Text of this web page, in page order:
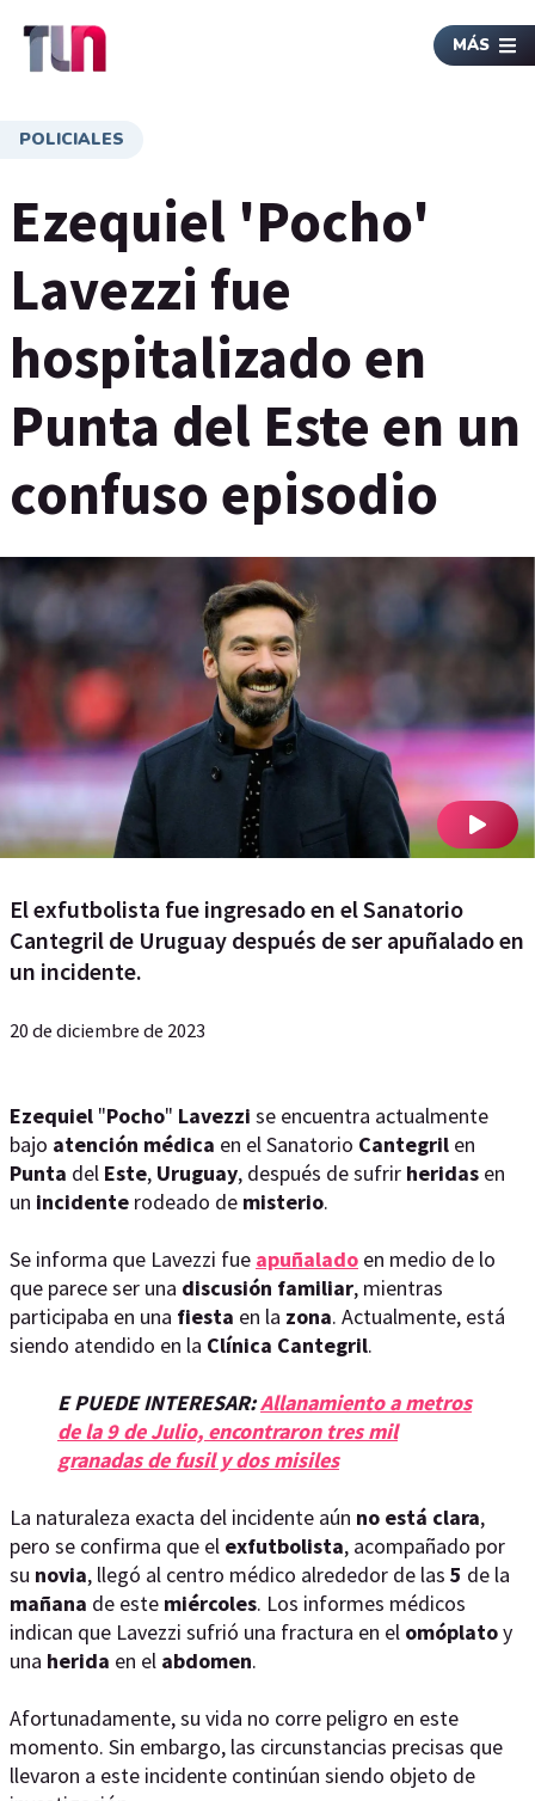
MÁS
POLICIALES
Ezequiel 'Pocho'
Lavezzi fue
hospitalizado en
Punta del Este en un
confuso episodio
El exfutbolista fue ingresado en el Sanatorio
Cantegril de Uruguay después de ser apuñalado en
un incidente.
20 de diciembre de 2023
Ezequiel "Pocho" Lavezzi se encuentra actualmente
bajo atención médica en el Sanatorio Cantegril en
Punta del Este, Uruguay, después de sufrir heridas en
un incidente rodeado de misterio.
Se informa que Lavezzi fue apuñalado en medio de lo
que parece ser una discusión familiar, mientras
participaba en una fiesta en la zona. Actualmente, está
siendo atendido en la Clínica Cantegril.
E PUEDE INTERESAR:Allanamiento a metros
de la 9 de Julio, encontraron tres mil
granadas de fusil y dos misiles
La naturaleza exacta del incidente aún no está clara,
pero se confirma que el exfutbolista, acompañado por
su novia, llegó al centro médico alrededor de las 5 de la
mañana de este miércoles. Los informes médicos
indican que Lavezzi sufrió una fractura en el omóplatoy
una herida en el abdomen.
Afortunadamente, su vida no corre peligro en este
momento. Sin embargo, las circunstancias precisas que
llevaron a este incidente continúan siendo objeto de